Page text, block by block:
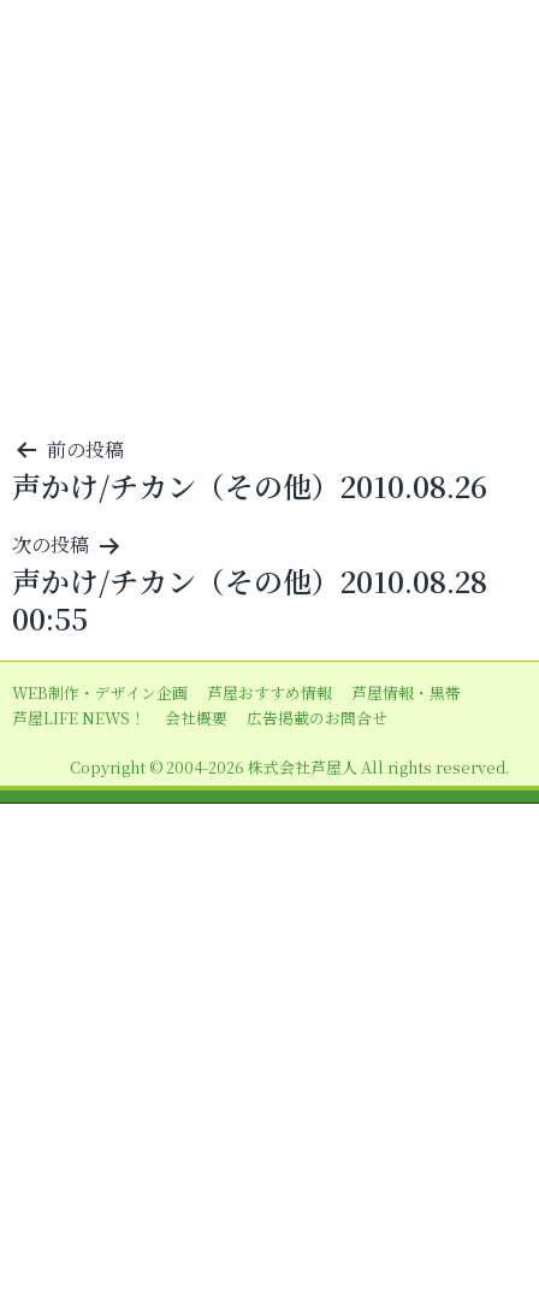
投
稿
ナ
ビ
ゲ
ー
シ
ョ
前の投稿
声かけ/チカン（その他）2010.08.26
次の投稿
声かけ/チカン（その他）2010.08.28
00:55
WEB制作・デザイン企画 芦屋おすすめ情報
芦屋情報・黒帯
芦屋LIFE NEWS！
会社概要 広告掲載のお問合せ
Copyright © 2004-2026 株式会社芦屋人 All rights reserved.